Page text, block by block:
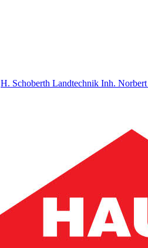
H. Schoberth Land­tech­nik Inh.